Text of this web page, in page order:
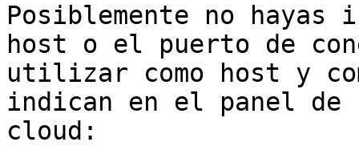
Posiblemente no hayas
host o el puerto de
utilizar como host y
indican en el panel
cloud: